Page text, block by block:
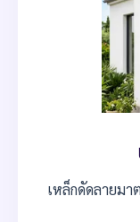
เหล็กดัดลายมา